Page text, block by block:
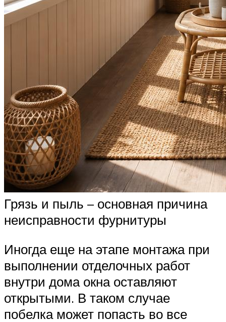
Грязь и пыль – основная причина
неисправности фурнитуры
Иногда еще на этапе монтажа при
выполнении отделочных работ
внутри дома окна оставляют
открытыми. В таком случае
побелка может попасть во все